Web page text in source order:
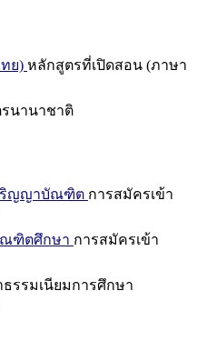
ย) หลักสูตรที่เปิดสอน (ภาษา
นานาชาติ
ริญญาบัณฑิต การสมัครเข้า
ณฑิตศึกษา การสมัครเข้า
ธรรมเนียมการศึกษา